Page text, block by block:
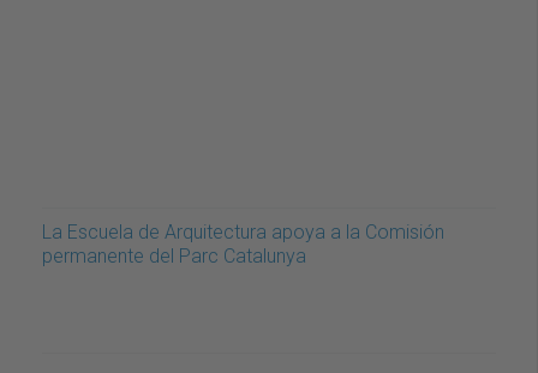
La Escuela de Arquitectura apoya a la Comisión
permanente del Parc Catalunya